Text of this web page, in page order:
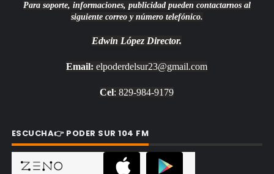
Para soporte, informaciones, publicidad pueden contactarnos al
siguiente correo y número telefónico.
Edwin López Director.
Email: elpoderdelsur23@gmail.com
Cel: 829-984-9179
ESCUCHA👉 PODER SUR 104 FM